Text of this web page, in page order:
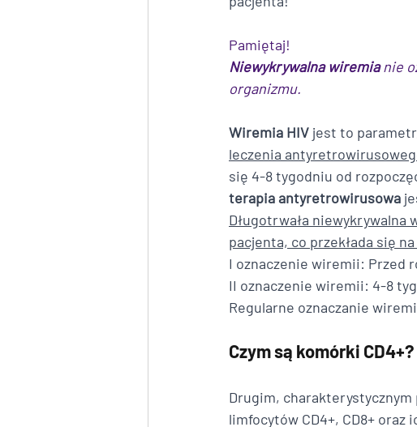
Pamiętaj!
Niewykrywalna wiremia nie
organizmu.
Wiremia HIV jest to
leczenia
się 4-8 tygodniu od
terapia antyretrowirusowa
Długotrwała
pacjenta, co przekłada się
I oznaczenie wiremii: Przed
II oznaczenie wiremii: 4-8
Regularne oznaczanie
Czym są komórki
Drugim,
limfocytów CD4+, CD8+